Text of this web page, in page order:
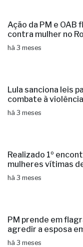
Ação da PM e OAB
contra mulher no
há 3 meses
Lula sanciona leis
combate à
há 3 meses
Realizado 1º
mulheres vítimas
há 3 meses
PM prende em
agredir a esposa
há 3 meses